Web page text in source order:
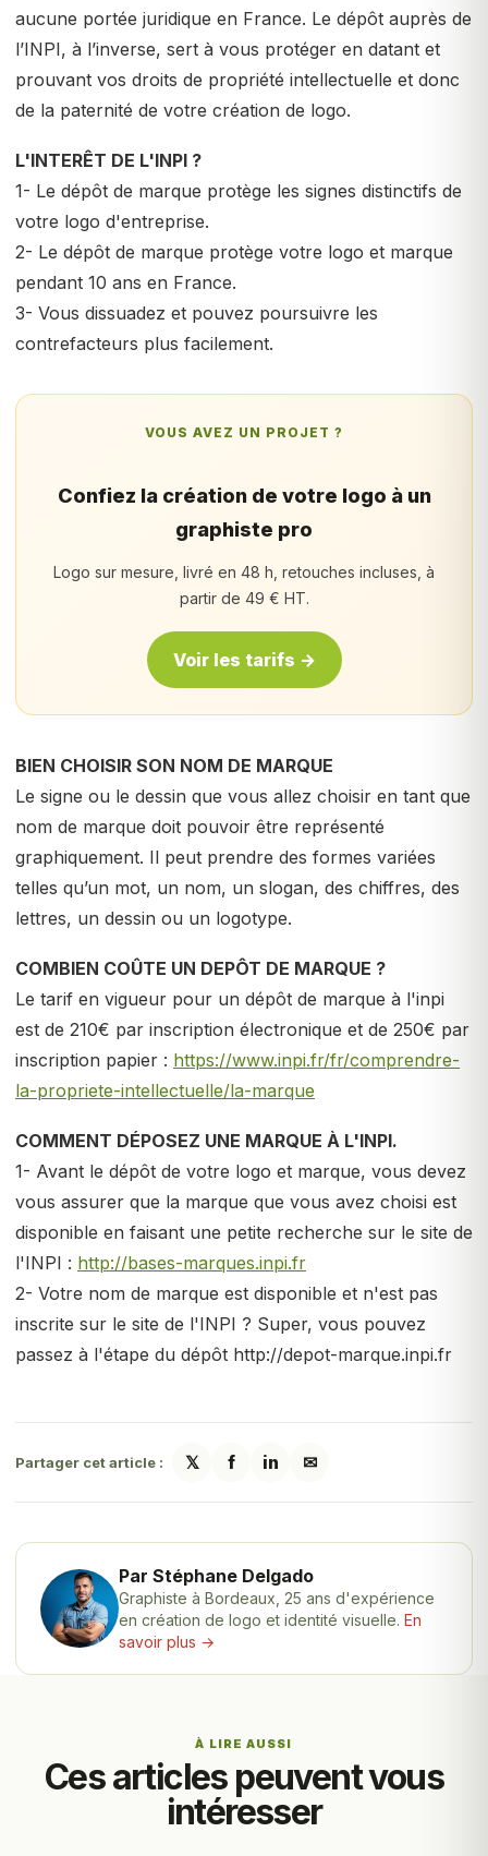
aucune portée juridique en France. Le dépôt auprès de
l’INPI, à l’inverse, sert à vous protéger en datant et
prouvant vos droits de propriété intellectuelle et donc
de la paternité de votre création de logo.
L'INTERÊT DE L'INPI ?
1- Le dépôt de marque protège les signes distinctifs de
votre logo d'entreprise.
2- Le dépôt de marque protège votre logo et marque
pendant 10 ans en France.
3- Vous dissuadez et pouvez poursuivre les
contrefacteurs plus facilement.
VOUS AVEZ UN PROJET ?
Confiez la création de votre logo à un
graphiste pro
Logo sur mesure, livré en 48 h, retouches incluses, à
partir de 49 € HT.
Voir les tarifs →
BIEN CHOISIR SON NOM DE MARQUE
Le signe ou le dessin que vous allez choisir en tant que
nom de marque doit pouvoir être représenté
graphiquement. Il peut prendre des formes variées
telles qu’un mot, un nom, un slogan, des chiffres, des
lettres, un dessin ou un logotype.
COMBIEN COÛTE UN DEPÔT DE MARQUE ?
Le tarif en vigueur pour un dépôt de marque à l'inpi
est de 210€ par inscription électronique et de 250€ par
inscription papier : https://www.inpi.fr/fr/comprendre-
la-propriete-intellectuelle/la-marque
COMMENT DÉPOSEZ UNE MARQUE À L'INPI.
1- Avant le dépôt de votre logo et marque, vous devez
vous assurer que la marque que vous avez choisi est
disponible en faisant une petite recherche sur le site de
l'INPI : http://bases-marques.inpi.fr
2- Votre nom de marque est disponible et n'est pas
inscrite sur le site de l'INPI ? Super, vous pouvez
passez à l'étape du dépôt http://depot-marque.inpi.fr
Partager cet article : 𝕏 f in ✉
Par Stéphane Delgado
Graphiste à Bordeaux, 25 ans d'expérience
en création de logo et identité visuelle. En
savoir plus →
À LIRE AUSSI
Ces articles peuvent vous
intéresser